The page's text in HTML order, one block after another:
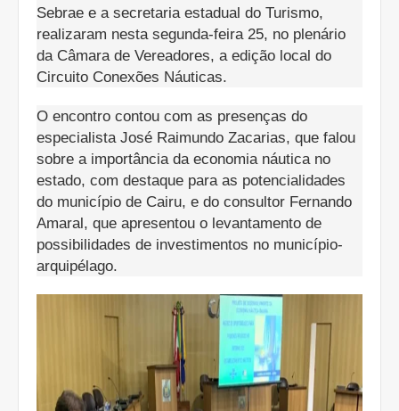
Sebrae e a secretaria estadual do Turismo,
realizaram nesta segunda-feira 25, no plenário
da Câmara de Vereadores, a edição local do
Circuito Conexões Náuticas.
O encontro contou com as presenças do
especialista José Raimundo Zacarias, que falou
sobre a importância da economia náutica no
estado, com destaque para as potencialidades
do município de Cairu, e do consultor Fernando
Amaral, que apresentou o levantamento de
possibilidades de investimentos no município-
arquipélago.